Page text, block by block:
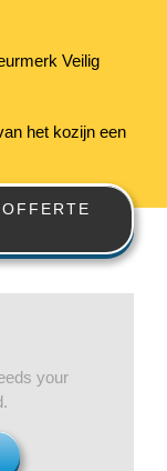
Veilig
het kozijn een
your